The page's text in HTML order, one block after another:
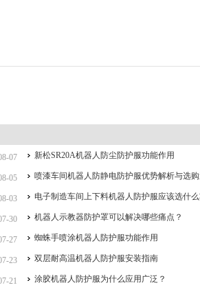
07 新松SR20A机器人防尘防护服功能作用
05 喷漆车间机器人防静电防护服优势解析与选
03 电子制造车间上下料机器人防护服应该选什
30 机器人示教器防护罩可以解决哪些痛点？
27 蜘蛛手喷涂机器人防护服功能作用
23 双层耐高温机器人防护服安装指南
21 涂胶机器人防护服为什么应用广泛？